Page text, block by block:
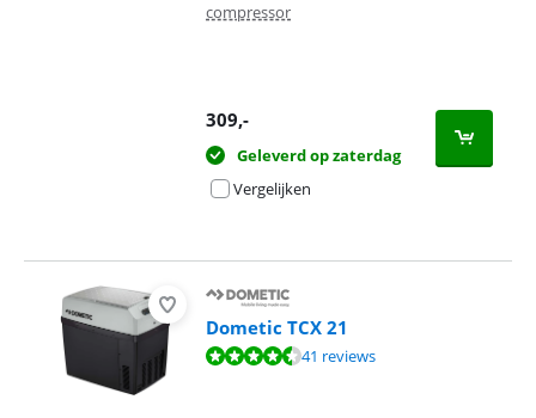
compressor
309,-
Geleverd op zaterdag
Vergelijken
Dometic TCX 21
Beoordeling is 8,9 van de 10, gebaseerd op 41 reviews.
41 reviews